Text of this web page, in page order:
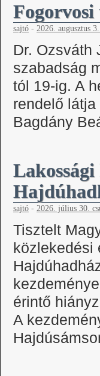
sajtó - 2026. augusztus
Dr. Ozsváth
szabadság
tól 19-ig. A
rendelő
Bagdány
Lakossági
sajtó - 2026. július 30.
Tisztelt
közlekedési
érintő
A